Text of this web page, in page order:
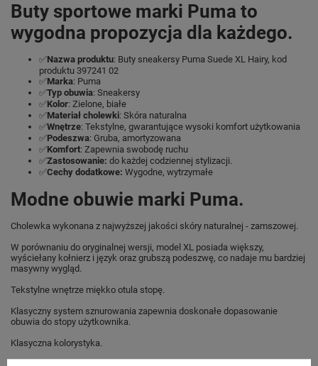
Buty sportowe marki Puma to
wygodna propozycja dla każdego.
✅Nazwa produktu: Buty sneakersy Puma Suede XL Hairy, kod
produktu 397241 02
✅Marka: Puma
✅Typ obuwia: Sneakersy
✅Kolor: Zielone, białe
✅Materiał cholewki: Skóra naturalna
✅Wnętrze: Tekstylne, gwarantujące wysoki komfort użytkowania
✅Podeszwa: Gruba, amortyzowana
✅Komfort: Zapewnia swobodę ruchu
✅Zastosowanie: do każdej codziennej stylizacji.
✅Cechy dodatkowe: Wygodne, wytrzymałe
Modne obuwie marki Puma.
Cholewka wykonana z najwyższej jakości skóry naturalnej - zamszowej.
W porównaniu do oryginalnej wersji, model XL posiada większy,
wyściełany kołnierz i język oraz grubszą podeszwę, co nadaje mu bardziej
masywny wygląd.
Tekstylne wnętrze miękko otula stopę.
Klasyczny system sznurowania zapewnia doskonałe dopasowanie
obuwia do stopy użytkownika.
Klasyczna kolorystyka.